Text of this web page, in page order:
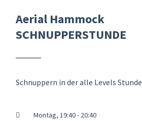
Aerial Hammock
SCHNUPPERSTUNDE
Schnuppern in der alle Levels Stunde
Montag, 19:40 - 20:40